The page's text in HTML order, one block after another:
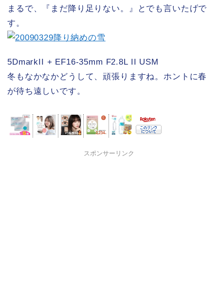
まるで、『まだ降り足りない。』とでも言いたげで
す。
5DmarkII + EF16-35mm F2.8L II USM
冬もなかなかどうして、頑張りますね。ホントに春
が待ち遠しいです。
スポンサーリンク